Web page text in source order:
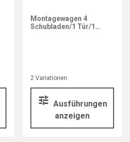
2 Variationen
Ausführungen
anzeigen
Montagewagen 4
Schubladen/1 Tür/1